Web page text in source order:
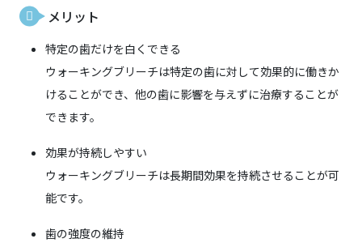
メリット
特定の歯だけを白くできる
ウォーキングブリーチは特定の歯に対して効果的に働きか
けることができ、他の歯に影響を与えずに治療することが
できます。
効果が持続しやすい
ウォーキングブリーチは長期間効果を持続させることが可
能です。
歯の強度の維持